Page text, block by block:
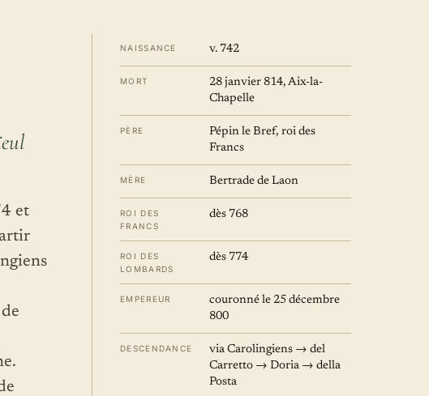
et
NAISSANCE v. 742
MORT
28 janvier 814, Aix-la-
Chapelle
PÈRE
Pépin le Bref, roi des
Francs
MÈRE Bertrade de Laon
ROI DES
FRANCS
dès 768
ROI DES
LOMBARDS
dès 774
EMPEREUR
couronné le 25 décembre
800
DESCENDANCE
via Carolingiens → del
Carretto → Doria → della
Posta